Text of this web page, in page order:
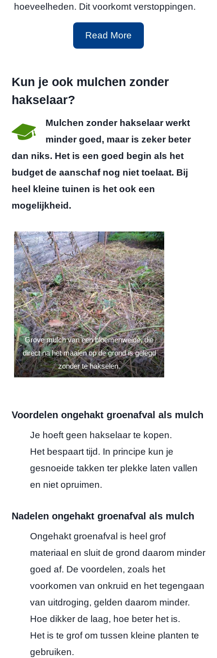
d
t
i
n
k
e
n
d
e
b
t
e
g
o
e
d
k
o
p
k
s
e
a
r
hoeveelheden. Dit voorkomt verstoppingen.
Read More
e
r
i
k
o
e
r
h
o
u
d
v
a
n
n
h
a
k
l
Kun je ook mulchen zonder
hakselaar?
Mulchen zonder hakselaar werkt
minder goed, maar is zeker beter
dan niks. Het is een goed begin als het
budget de aanschaf nog niet toelaat. Bij
heel kleine tuinen is het ook een
mogelijkheid.
Grove mulch van een bloemenweide, die
direct na het maaien op de grond is gelegd
zonder te hakselen.
Voordelen ongehakt groenafval als mulch
Je hoeft geen hakselaar te kopen.
Het bespaart tijd. In principe kun je
gesnoeide takken ter plekke laten vallen
en niet opruimen.
Nadelen ongehakt groenafval als mulch
Ongehakt groenafval is heel grof
materiaal en sluit de grond daarom minder
goed af. De voordelen, zoals het
voorkomen van onkruid en het tegengaan
van uitdroging, gelden daarom minder.
Hoe dikker de laag, hoe beter het is.
Het is te grof om tussen kleine planten te
gebruiken.